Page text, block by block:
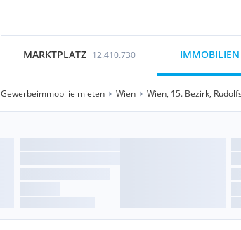
MARKTPLATZ 12.410.730 IMMOBILIEN
Gewerbeimmobilie mieten Wien Wien, 15. Bezirk,